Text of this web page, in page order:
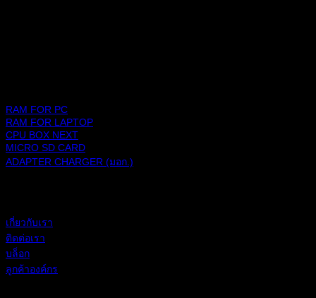
RAM FOR PC
RAM FOR LAPTOP
CPU BOX NEXT
MICRO SD CARD
ADAPTER CHARGER (มอก.)
เกี่ยวกับเรา
ติดต่อเรา
บล็อก
ลูกค้าองค์กร